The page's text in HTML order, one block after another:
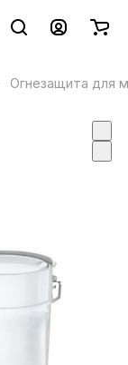
Огнезащита для